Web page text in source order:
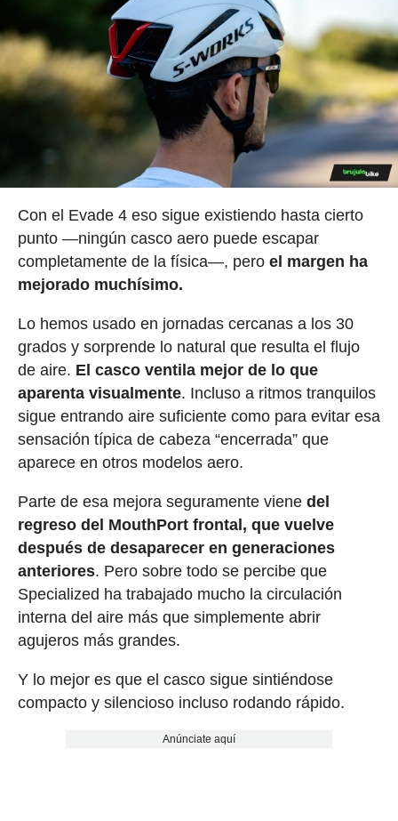
Con el Evade 4 eso sigue existiendo hasta cierto
punto —ningún casco aero puede escapar
completamente de la física—, pero el margen ha
mejorado muchísimo.
Lo hemos usado en jornadas cercanas a los 30
grados y sorprende lo natural que resulta el flujo
de aire. El casco ventila mejor de lo que
aparenta visualmente. Incluso a ritmos tranquilos
sigue entrando aire suficiente como para evitar esa
sensación típica de cabeza “encerrada” que
aparece en otros modelos aero.
Parte de esa mejora seguramente viene del
regreso del MouthPort frontal, que vuelve
después de desaparecer en generaciones
anteriores. Pero sobre todo se percibe que
Specialized ha trabajado mucho la circulación
interna del aire más que simplemente abrir
agujeros más grandes.
Y lo mejor es que el casco sigue sintiéndose
compacto y silencioso incluso rodando rápido.
Anúnciate aquí